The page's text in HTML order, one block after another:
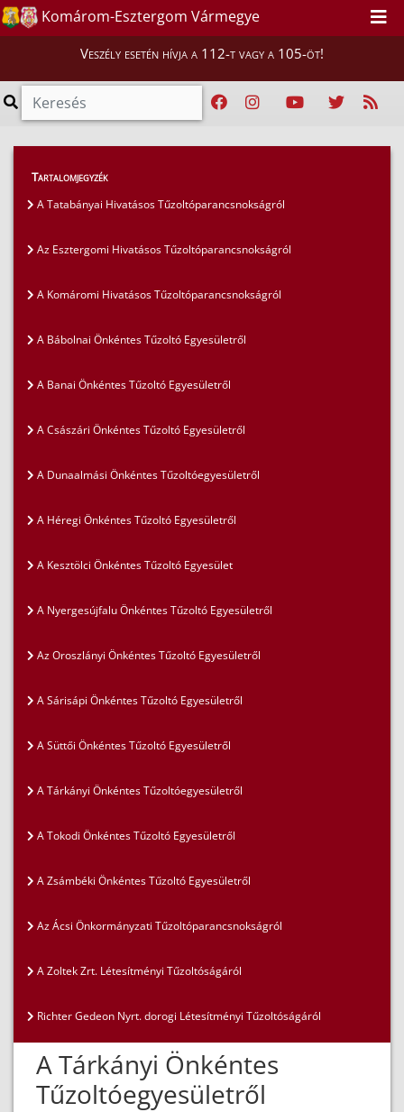
Komárom-Esztergom Vármegye
Veszély esetén hívja a 112-t vagy a 105-öt!
Magunkról
Komárom-Esztergom vármegyében működő
> A Tárkányi Önkéntes Tűzoltóegyesületről
Tartalomjegyzék
A Tatabányai Hivatásos Tűzoltóparancsnokságról
Az Esztergomi Hivatásos Tűzoltóparancsnokságról
A Komáromi Hivatásos Tűzoltóparancsnokságról
A Bábolnai Önkéntes Tűzoltó Egyesületről
A Banai Önkéntes Tűzoltó Egyesületről
A Császári Önkéntes Tűzoltó Egyesületről
A Dunaalmási Önkéntes Tűzoltóegyesületről
A Héregi Önkéntes Tűzoltó Egyesületről
A Kesztölci Önkéntes Tűzoltó Egyesület
A Nyergesújfalu Önkéntes Tűzoltó Egyesületről
Az Oroszlányi Önkéntes Tűzoltó Egyesületről
A Sárisápi Önkéntes Tűzoltó Egyesületről
A Süttői Önkéntes Tűzoltó Egyesületről
A Tárkányi Önkéntes Tűzoltóegyesületről
A Tokodi Önkéntes Tűzoltó Egyesületről
A Zsámbéki Önkéntes Tűzoltó Egyesületről
Az Ácsi Önkormányzati Tűzoltóparancsnokságról
A Zoltek Zrt. Létesítményi Tűzoltóságáról
Richter Gedeon Nyrt. dorogi Létesítményi Tűzoltóságáról
A Tárkányi Önkéntes
Tűzoltóegyesületről